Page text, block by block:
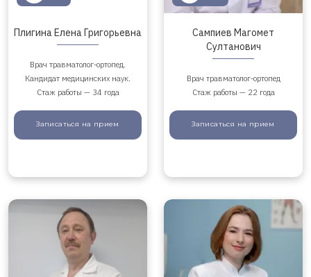
Плигина Елена Григорьевна
Врач травматолог-ортопед.
Кандидат медицинских наук.
Стаж работы — 34 года
Записаться на прием
Сампиев Магомет
Султанович
Врач травматолог-ортопед
Стаж работы — 22 года
Записаться на прием